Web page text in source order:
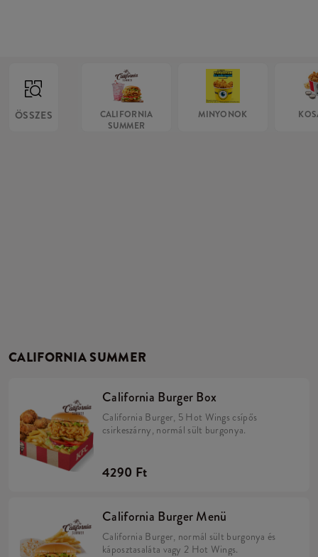
ÖSSZES
CALIFORNIA
SUMMER
MINYONOK
CALIFORNIA SUMMER
California Burger Box
California Burger, 5 Hot Wings csípős
csirkeszárny, normál sült burgonya.
4290 Ft
California Burger Menü
California Burger, normál sült burgonya és
káposztasaláta vagy 2 Hot Wings.